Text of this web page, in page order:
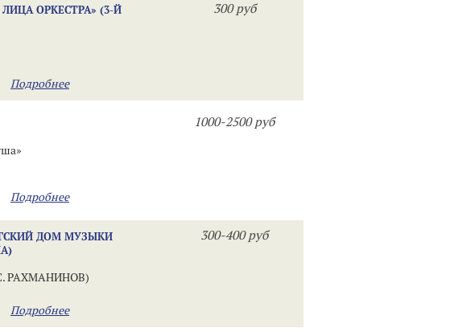
ОРКЕСТРА» (3-Й
Подробнее
300 руб
Подробнее
1000-2500 руб
ДОМ МУЗЫКИ
РАХМАНИНОВ)
Подробнее
300-400 руб